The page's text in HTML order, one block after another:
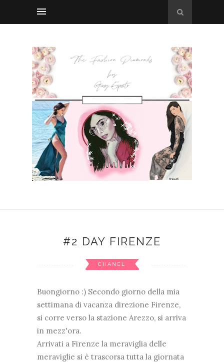
#2 DAY FIRENZE
CHANEL
Buongiorno :) Secondo giorno della mia
settimana di vacanza direzione Firenze,
si corre verso la stazione Arezzo, si arriva
in mezz'ora.
Arrivati a Firenze la meraviglia delle
meraviglie si è trascorsa tutta la giornata